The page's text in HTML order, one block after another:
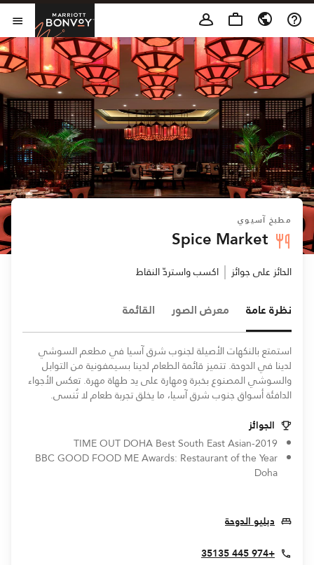
Skip to Content
مطبخ آسيوي
Spice Market
الحائز على جوائز اكسب واستردّ النقاط
نظرة عامة معرض الصور القائمة
استمتع بالنكهات الأصيلة لجنوب شرق آسيا في مطعم السوشي
لدينا في الدوحة. تتميز قائمة الطعام لدينا بسيمفونية من التوابل
والسوشي المصنوع بخبرة ومهارة على يد طهاة مهرة. تعكس الأجواء
الدافئة أسواق جنوب شرق آسيا، ما يخلق تجربة طعام لا تُنسى.
الجوائز
2019-TIME OUT DOHA Best South East Asian
BBC GOOD FOOD ME Awards: Restaurant of the Year
Doha
دبليو الدوحةOpens In New Window
+974 445 35135